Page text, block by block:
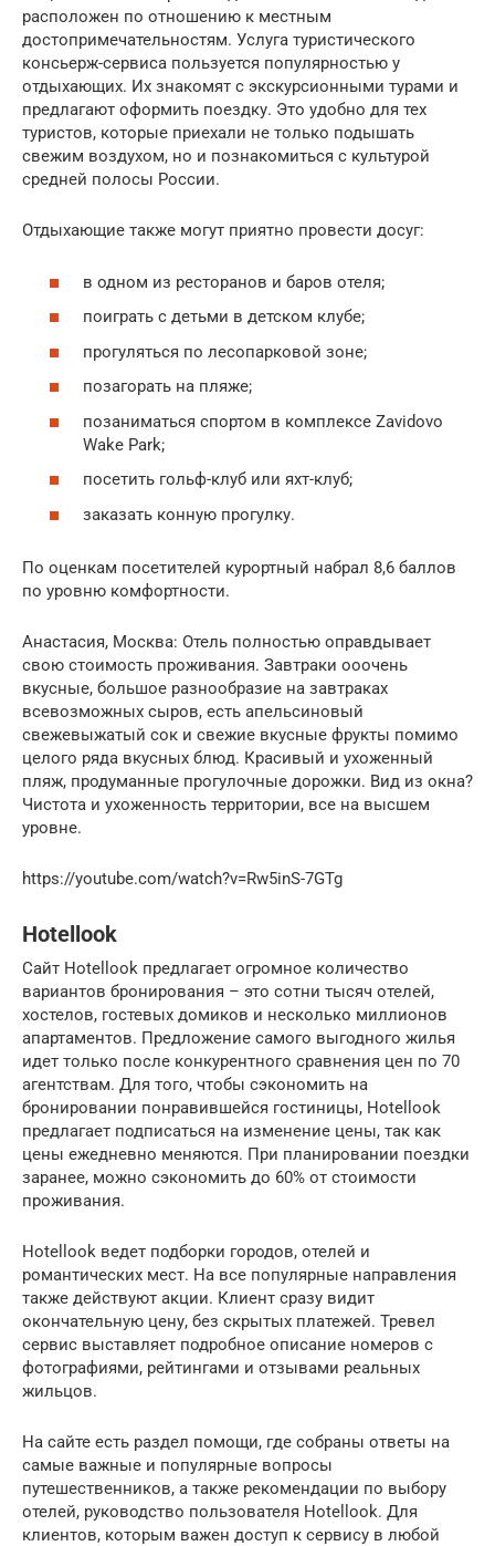
расположен по отношению к местным
достопримечательностям. Услуга туристического
консьерж-сервиса пользуется популярностью у
отдыхающих. Их знакомят с экскурсионными турами и
предлагают оформить поездку. Это удобно для тех
туристов, которые приехали не только подышать
свежим воздухом, но и познакомиться с культурой
средней полосы России.
Отдыхающие также могут приятно провести досуг:
в одном из ресторанов и баров отеля;
поиграть с детьми в детском клубе;
прогуляться по лесопарковой зоне;
позагорать на пляже;
позаниматься спортом в комплексе Zavidovo
Wake Park;
посетить гольф-клуб или яхт-клуб;
заказать конную прогулку.
По оценкам посетителей курортный набрал 8,6 баллов
по уровню комфортности.
Анастасия, Москва: Отель полностью оправдывает
свою стоимость проживания. Завтраки ооочень
вкусные, большое разнообразие на завтраках
всевозможных сыров, есть апельсиновый
свежевыжатый сок и свежие вкусные фрукты помимо
целого ряда вкусных блюд. Красивый и ухоженный
пляж, продуманные прогулочные дорожки. Вид из окна?
Чистота и ухоженность территории, все на высшем
уровне.
https://youtube.com/watch?v=Rw5inS-7GTg
Hotellook
Сайт Hotellook предлагает огромное количество
вариантов бронирования – это сотни тысяч отелей,
хостелов, гостевых домиков и несколько миллионов
апартаментов. Предложение самого выгодного жилья
идет только после конкурентного сравнения цен по 70
агентствам. Для того, чтобы сэкономить на
бронировании понравившейся гостиницы, Hotellook
предлагает подписаться на изменение цены, так как
цены ежедневно меняются. При планировании поездки
заранее, можно сэкономить до 60% от стоимости
проживания.
Hotellook ведет подборки городов, отелей и
романтических мест. На все популярные направления
также действуют акции. Клиент сразу видит
окончательную цену, без скрытых платежей. Тревел
сервис выставляет подробное описание номеров с
фотографиями, рейтингами и отзывами реальных
жильцов.
На сайте есть раздел помощи, где собраны ответы на
самые важные и популярные вопросы
путешественников, а также рекомендации по выбору
отелей, руководство пользователя Hotellook. Для
клиентов, которым важен доступ к сервису в любой